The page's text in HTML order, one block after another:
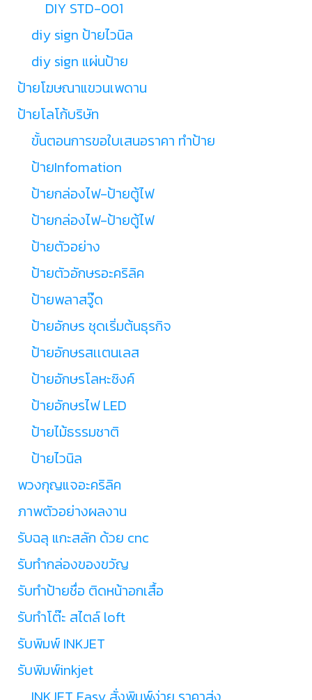
DIY STD-001
diy sign ป้ายไวนิล
diy sign แผ่นป้าย
ป้ายโฆษณาแขวนเพดาน
ป้ายโลโก้บริษัท
ขั้นตอนการขอใบเสนอราคา ทำป้าย
ป้ายInfomation
ป้ายกล่องไฟ-ป้ายตู้ไฟ
ป้ายกล่องไฟ-ป้ายตู้ไฟ
ป้ายตัวอย่าง
ป้ายตัวอักษรอะคริลิค
ป้ายพลาสวู๊ด
ป้ายอักษร ชุดเริ่มต้นธุรกิจ
ป้ายอักษรสเเตนเลส
ป้ายอักษรโลหะซิงค์
ป้ายอักษรไฟ LED
ป้ายไม้ธรรมชาติ
ป้ายไวนิล
พวงกุญแจอะคริลิค
ภาพตัวอย่างผลงาน
รับฉลุ แกะสลัก ด้วย cnc
รับทำกล่องของขวัญ
รับทำป้ายชื่อ ติดหน้าอกเสื้อ
รับทำโต๊ะ สไตล์ loft
รับพิมพ์ INKJET
รับพิมพ์inkjet